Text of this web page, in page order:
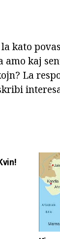
kato
kaj
La